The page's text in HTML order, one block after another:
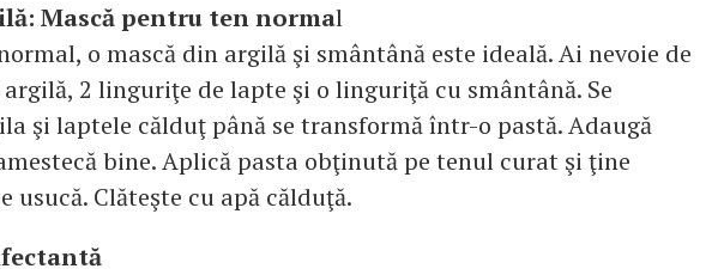
Mască pentru ten normal
o mască din argilă şi smântână este ideală. Ai nevoie de
2 linguriţe de lapte şi o linguriţă cu smântână. Se
şi laptele călduţ până se transformă într-o pastă. Adaugă
bine. Aplică pasta obţinută pe tenul curat şi ţine
usucă. Clăteşte cu apă călduţă.